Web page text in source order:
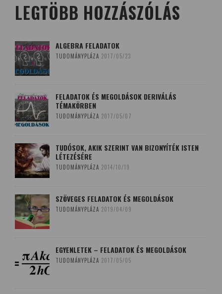
LEGTÖBB HOZZÁSZÓLÁS
ALGEBRA FELADATOK
TUDOMÁNYPLÁZA 2017/05/23
FELADATOK ÉS MEGOLDÁSOK DERIVÁLÁS
TÉMAKÖRBEN
TUDOMÁNYPLÁZA 2017/05/07
TUDÓSOK, AKIK SZERINT VAN BIZONYÍTÉK ISTEN
LÉTEZÉSÉRE
TUDOMÁNYPLÁZA 2014/10/19
SZÖVEGES FELADATOK ÉS MEGOLDÁSOK
TUDOMÁNYPLÁZA 2019/04/09
EGYENLETEK – FELADATOK ÉS MEGOLDÁSOK
TUDOMÁNYPLÁZA 2017/05/05